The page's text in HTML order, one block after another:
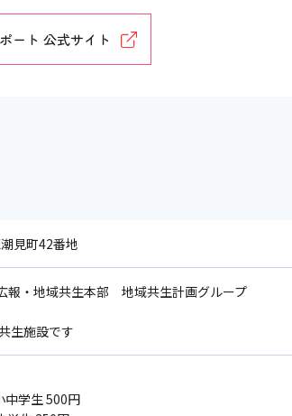
ート 公式サイト
見町42番地
・地域共生本部 地域共生計画グループ
生施設です
学生 500円